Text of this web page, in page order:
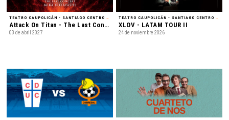
TEATRO CAUPOLICÁN - SANTIAGO CENTRO
Attack On Titan - The Last Concert
03 de abril 2027
TEATRO CAUPOLICÁN - SANTIAGO CENTRO
XLOV - LATAM TOUR II
24 de noviembre 2026